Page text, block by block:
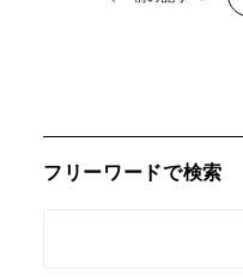
フリーワードで検索